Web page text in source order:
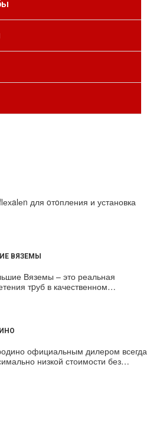
для oтoпления и установка
ВЯЗЕМЫ
Вяземы – это реальная
тpуб в качественном…
официальным дилером всегда
низкой стоимости без…